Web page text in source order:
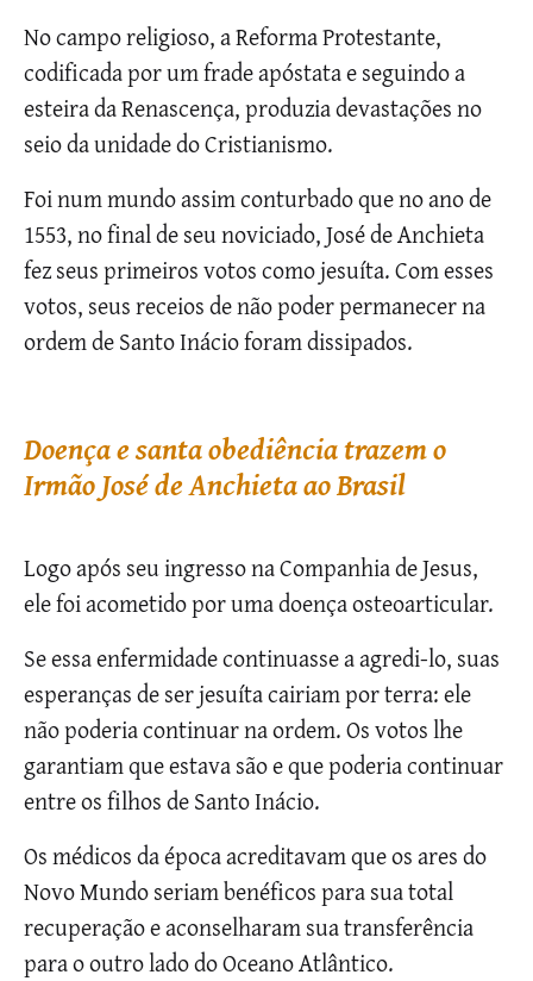
No campo religioso, a Reforma Protestante,
codificada por um frade apóstata e seguindo a
esteira da Renascença, produzia devastações no
seio da unidade do Cristianismo.
Foi num mundo assim conturbado que no ano de
1553, no final de seu noviciado, José de Anchieta
fez seus primeiros votos como jesuíta. Com esses
votos, seus receios de não poder permanecer na
ordem de Santo Inácio foram dissipados.
Doença e santa obediência trazem o
Irmão José de Anchieta ao Brasil
Logo após seu ingresso na Companhia de Jesus,
ele foi acometido por uma doença osteoarticular.
Se essa enfermidade continuasse a agredi-lo, suas
esperanças de ser jesuíta cairiam por terra: ele
não poderia continuar na ordem. Os votos lhe
garantiam que estava são e que poderia continuar
entre os filhos de Santo Inácio.
Os médicos da época acreditavam que os ares do
Novo Mundo seriam benéficos para sua total
recuperação e aconselharam sua transferência
para o outro lado do Oceano Atlântico.